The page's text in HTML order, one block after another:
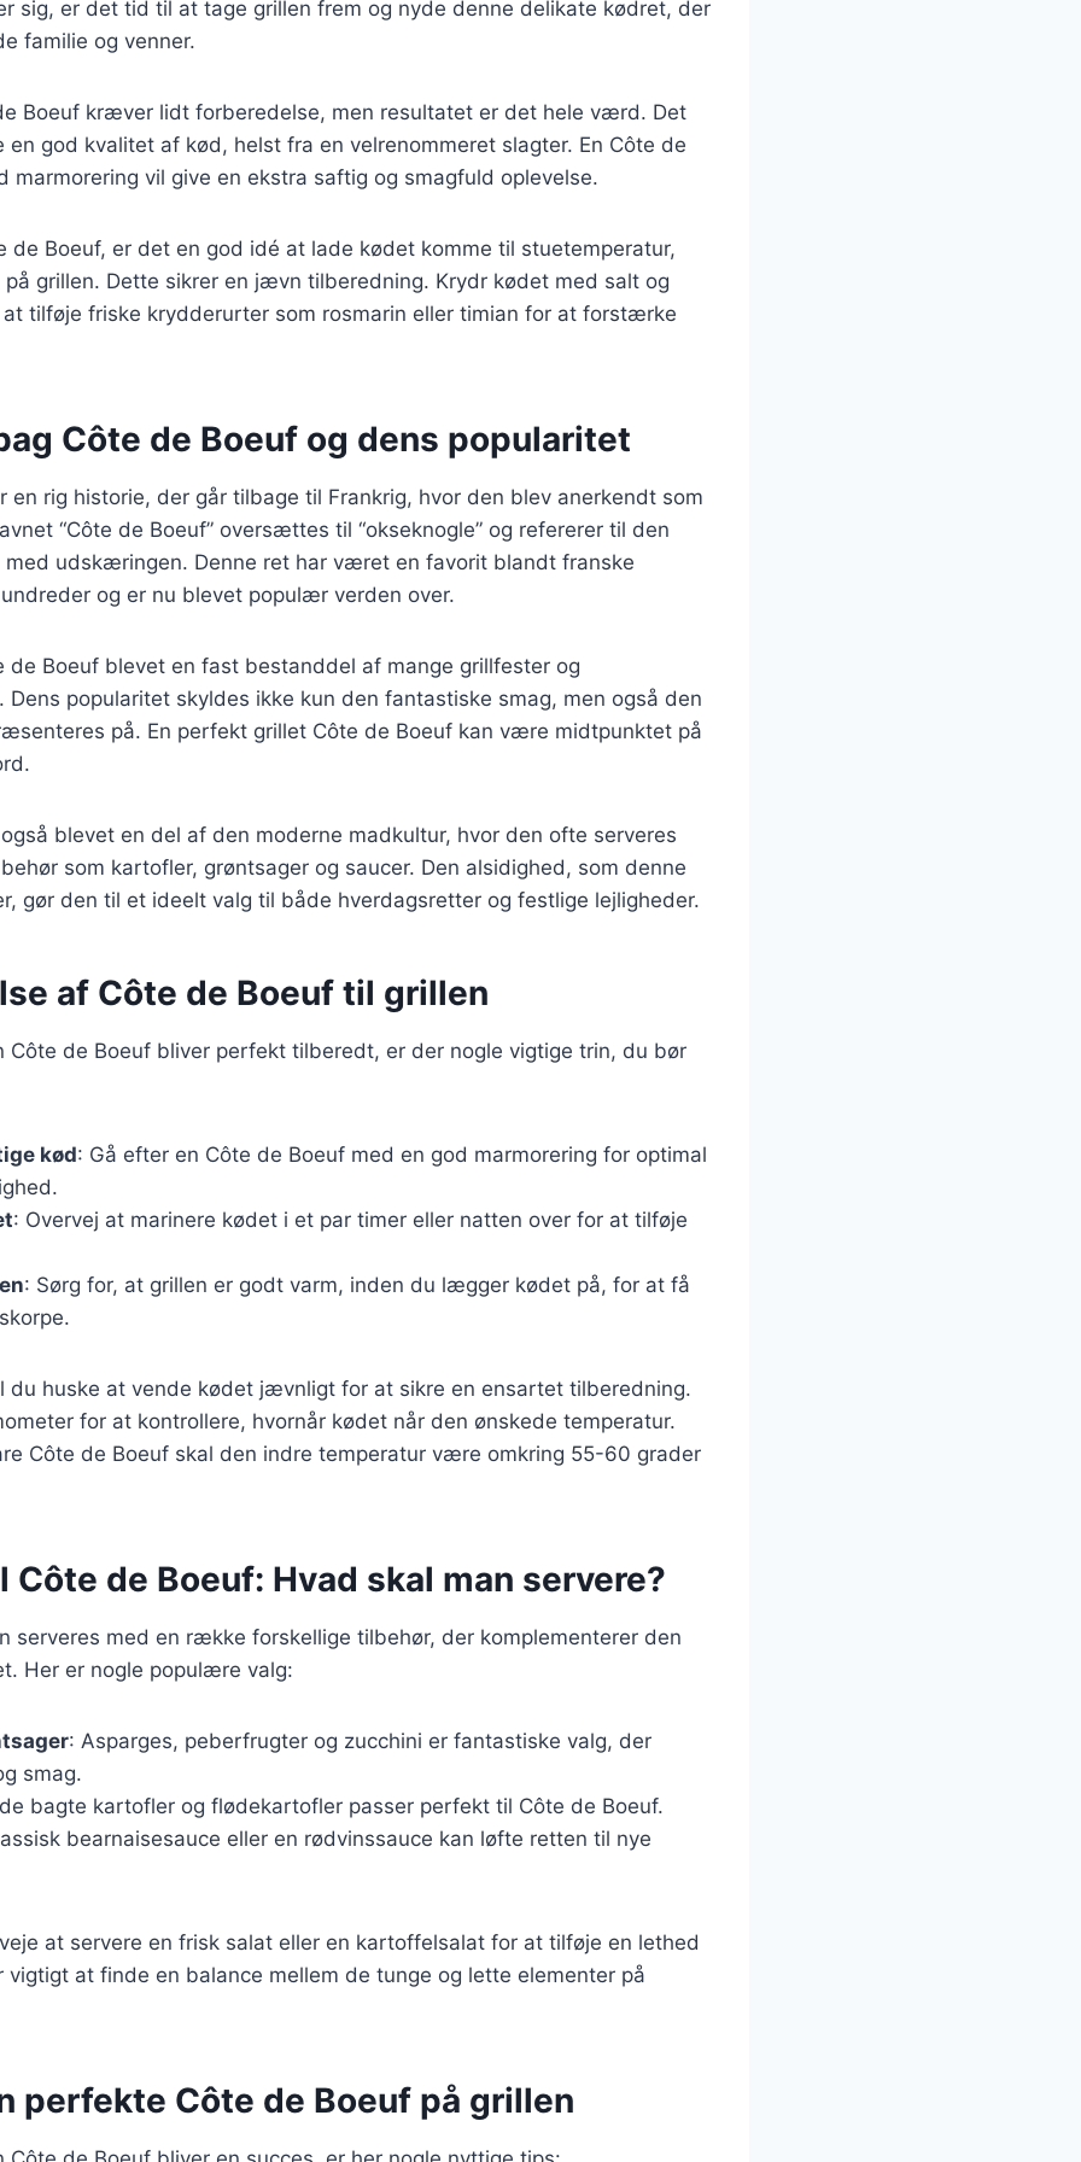
sig, er det tid til at tage grillen frem og nyde denne delikate kødret, der
familie og venner.
Boeuf kræver lidt forberedelse, men resultatet er det hele værd. Det
god kvalitet af kød, helst fra en velrenommeret slagter. En Côte de
marmorering vil give en ekstra saftig og smagfuld oplevelse.
de Boeuf, er det en god idé at lade kødet komme til stuetemperatur,
grillen. Dette sikrer en jævn tilberedning. Krydr kødet med salt og
at tilføje friske krydderurter som rosmarin eller timian for at forstærke
Côte de Boeuf og dens popularitet
en rig historie, der går tilbage til Frankrig, hvor den blev anerkendt som
“Côte de Boeuf” oversættes til “okseknogle” og refererer til den
med udskæringen. Denne ret har været en favorit blandt franske
og er nu blevet populær verden over.
de Boeuf blevet en fast bestanddel af mange grillfester og
Dens popularitet skyldes ikke kun den fantastiske smag, men også den
på. En perfekt grillet Côte de Boeuf kan være midtpunktet på
blevet en del af den moderne madkultur, hvor den ofte serveres
som kartofler, grøntsager og saucer. Den alsidighed, som denne
gør den til et ideelt valg til både hverdagsretter og festlige lejligheder.
af Côte de Boeuf til grillen
Côte de Boeuf bliver perfekt tilberedt, er der nogle vigtige trin, du bør
kød: Gå efter en Côte de Boeuf med en god marmorering for optimal
: Overvej at marinere kødet i et par timer eller natten over for at tilføje
: Sørg for, at grillen er godt varm, inden du lægger kødet på, for at få
du huske at vende kødet jævnligt for at sikre en ensartet tilberedning.
for at kontrollere, hvornår kødet når den ønskede temperatur.
Côte de Boeuf skal den indre temperatur være omkring 55-60 grader
de Boeuf: Hvad skal man servere?
serveres med en række forskellige tilbehør, der komplementerer den
Her er nogle populære valg:
: Asparges, peberfrugter og zucchini er fantastiske valg, der
smag.
bagte kartofler og flødekartofler passer perfekt til Côte de Boeuf.
bearnaisesauce eller en rødvinssauce kan løfte retten til nye
at servere en frisk salat eller en kartoffelsalat for at tilføje en lethed
vigtigt at finde en balance mellem de tunge og lette elementer på
perfekte Côte de Boeuf på grillen